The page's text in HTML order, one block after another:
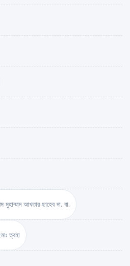
মুহাম্মাদ আখতার ছাহেব দা. বা.
ত্বহা